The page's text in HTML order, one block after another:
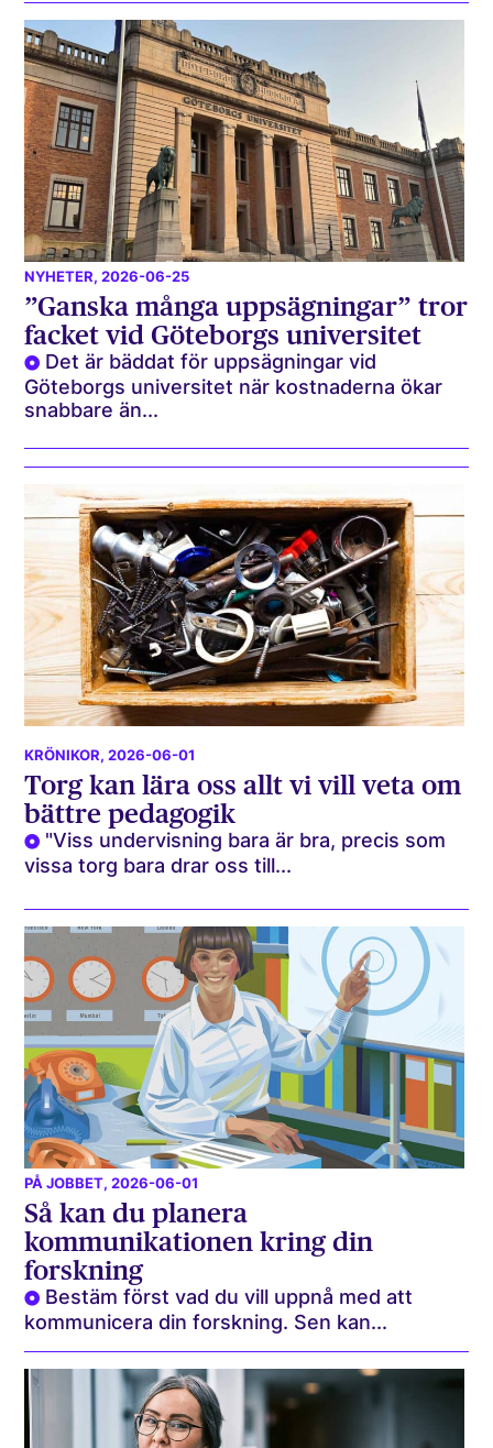
NYHETER, 2026-06-25
”Ganska många uppsägningar” tror
facket vid Göteborgs universitet
Det är bäddat för uppsägningar vid
Göteborgs universitet när kostnaderna ökar
snabbare än...
KRÖNIKOR, 2026-06-01
Torg kan lära oss allt vi vill veta om
bättre pedagogik
"Viss undervisning bara är bra, precis som
vissa torg bara drar oss till...
PÅ JOBBET, 2026-06-01
Så kan du planera
kommunikationen kring din
forskning
Bestäm först vad du vill uppnå med att
kommunicera din forskning. Sen kan...